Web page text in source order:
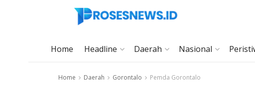
Home Headline Daerah Nasional
Home Daerah Gorontalo Pemda Gorontalo